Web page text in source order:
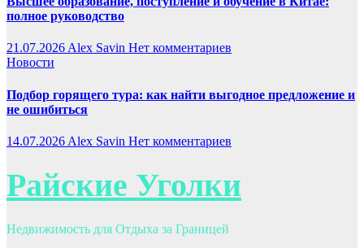
полное руководство
21.07.2026 Alex Savin Нет комментариев
Новости
Подбор горящего тура: как найти выгодное предложение и
не ошибиться
14.07.2026 Alex Savin Нет комментариев
Райские Уголки
Недвижимость для Отдыха за Границей